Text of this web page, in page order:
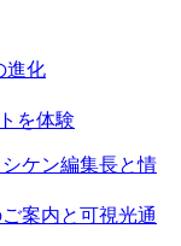
進化
を体験